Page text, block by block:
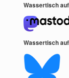
Wassertisch
Wassertisch